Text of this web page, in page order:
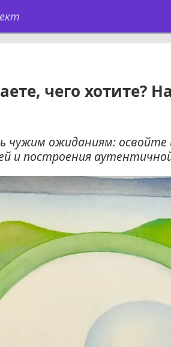
чего хотите?
чужим ожиданиям:
и построения